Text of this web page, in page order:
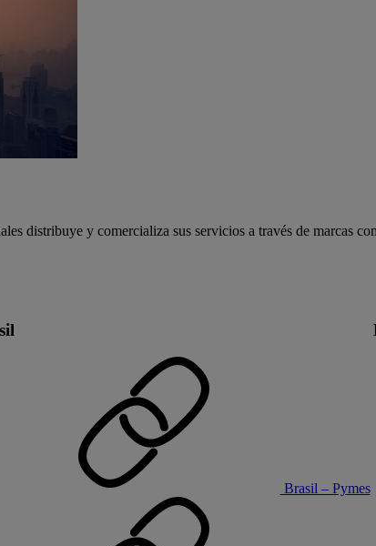
distribuye y comercializa sus servicios a través de marcas
Brasil – Pymes